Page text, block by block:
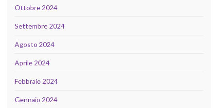
Ottobre 2024
Settembre 2024
Agosto 2024
Aprile 2024
Febbraio 2024
Gennaio 2024